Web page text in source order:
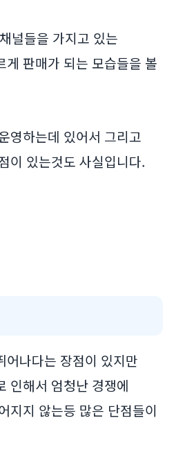
널들을 가지고 있는
게 판매가 되는 모습들을 볼
영하는데 있어서 그리고
이 있는것도 사실입니다.
어나다는 장점이 있지만
인해서 엄청난 경쟁에
지지 않는등 많은 단점들이